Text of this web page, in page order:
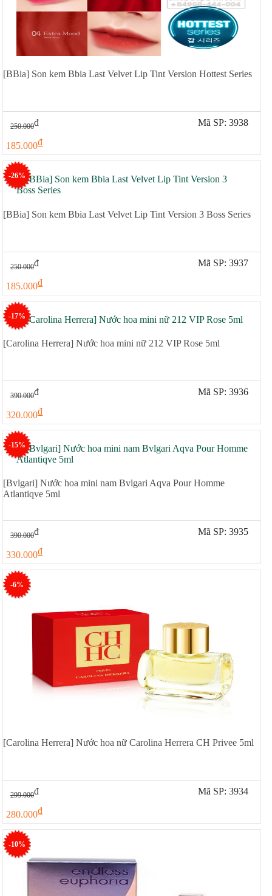
[BBia] Son kem Bbia Last Velvet Lip Tint Version Hottest Series
250.000đ
185.000đ
Mã SP: 3938
-26%
[BBia] Son kem Bbia Last Velvet Lip Tint Version 3 Boss Series
250.000đ
185.000đ
Mã SP: 3937
-17%
[Carolina Herrera] Nước hoa mini nữ 212 VIP Rose 5ml
390.000đ
320.000đ
Mã SP: 3936
-15%
[Bvlgari] Nước hoa mini nam Bvlgari Aqva Pour Homme
Atlantiqve 5ml
390.000đ
330.000đ
Mã SP: 3935
-6%
[Carolina Herrera] Nước hoa nữ Carolina Herrera CH Privee 5ml
299.000đ
280.000đ
Mã SP: 3934
-10%